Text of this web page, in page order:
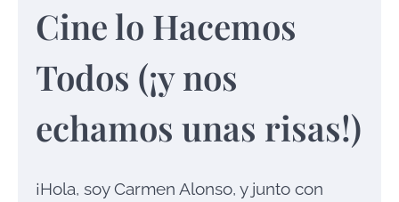
Cine lo Hacemos
Todos (¡y nos
echamos unas risas!)
¡Hola, soy Carmen Alonso, y junto con